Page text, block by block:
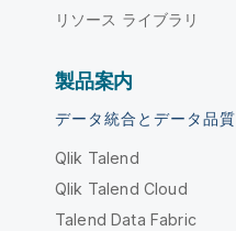
リソース ライブラリ
製品案内
データ統合とデータ品質
Qlik Talend
Qlik Talend Cloud
Talend Data Fabric